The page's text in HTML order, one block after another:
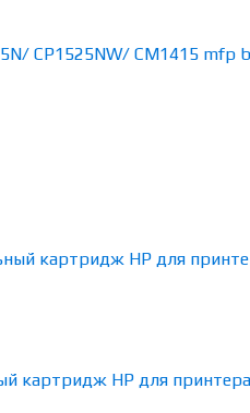
картридж HP для